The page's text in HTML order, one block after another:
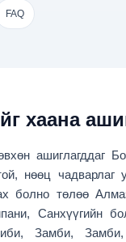
FAQ
хаана
ашиглагддаг
нөөц
болно төлөө
Санхүүгийн
Замби,